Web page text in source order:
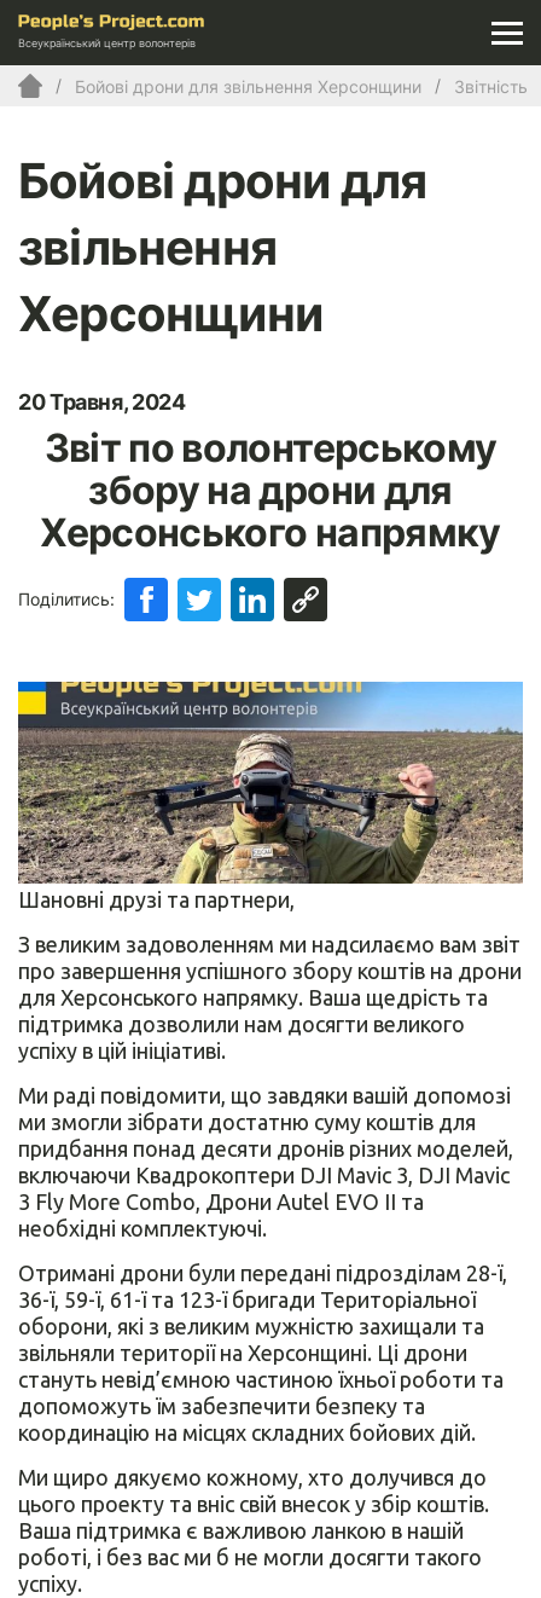
Всеукраїнський центр волонтерів
Бойові дрони для звільнення Херсонщини Звітність
Бойові дрони для
звільнення
Херсонщини
20 Травня, 2024
Звіт по волонтерському
збору на дрони для
Херсонського напрямку
Поділитись:
Шановні друзі та партнери,
З великим задоволенням ми надсилаємо вам звіт
про завершення успішного збору коштів на дрони
для Херсонського напрямку. Ваша щедрість та
підтримка дозволили нам досягти великого
успіху в цій ініціативі.
Ми раді повідомити, що завдяки вашій допомозі
ми змогли зібрати достатню суму коштів для
придбання понад десяти дронів різних моделей,
включаючи Квадрокоптери DJI Mavic 3, DJI Mavic
3 Fly More Combo, Дрони Autel EVO II та
необхідні комплектуючі.
Отримані дрони були передані підрозділам 28-ї,
36-ї, 59-ї, 61-ї та 123-ї бригади Територіальної
оборони, які з великим мужністю захищали та
звільняли території на Херсонщині. Ці дрони
стануть невід’ємною частиною їхньої роботи та
допоможуть їм забезпечити безпеку та
координацію на місцях складних бойових дій.
Ми щиро дякуємо кожному, хто долучився до
цього проекту та вніс свій внесок у збір коштів.
Ваша підтримка є важливою ланкою в нашій
роботі, і без вас ми б не могли досягти такого
успіху.